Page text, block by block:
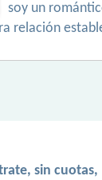
soy un
relación
sin cuotas,